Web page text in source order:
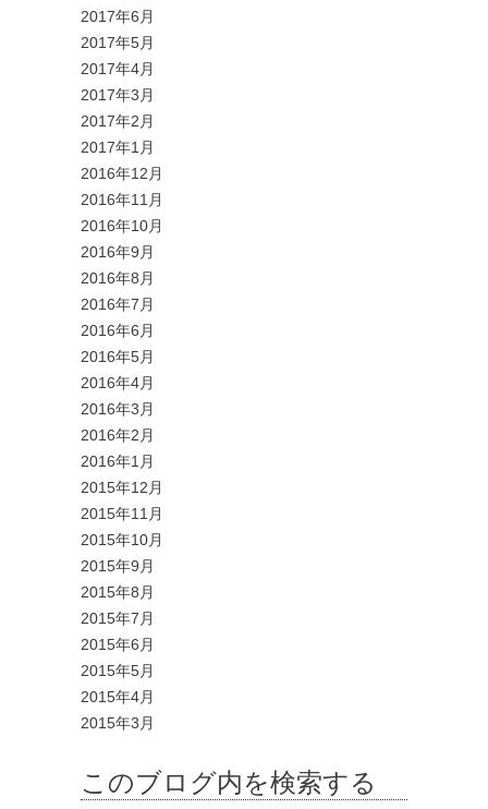
2017年6月
2017年5月
2017年4月
2017年3月
2017年2月
2017年1月
2016年12月
2016年11月
2016年10月
2016年9月
2016年8月
2016年7月
2016年6月
2016年5月
2016年4月
2016年3月
2016年2月
2016年1月
2015年12月
2015年11月
2015年10月
2015年9月
2015年8月
2015年7月
2015年6月
2015年5月
2015年4月
2015年3月
このブログ内を検索する